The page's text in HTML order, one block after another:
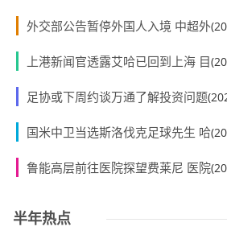
外交部公告暂停外国人入境 中超外
上港新闻官透露艾哈已回到上海 目
足协或下周约谈万通了解投资问题
国米中卫当选斯洛伐克足球先生 哈
鲁能高层前往医院探望费莱尼 医院
半年热点